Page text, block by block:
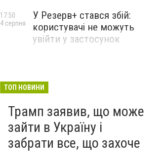
У Резерв+ стався збій:
користувачі не можуть
увійти у застосунок
17:50
4 серпня
ТОП НОВИНИ
Трамп заявив, що може
зайти в Україну і
забрати все, що захоче